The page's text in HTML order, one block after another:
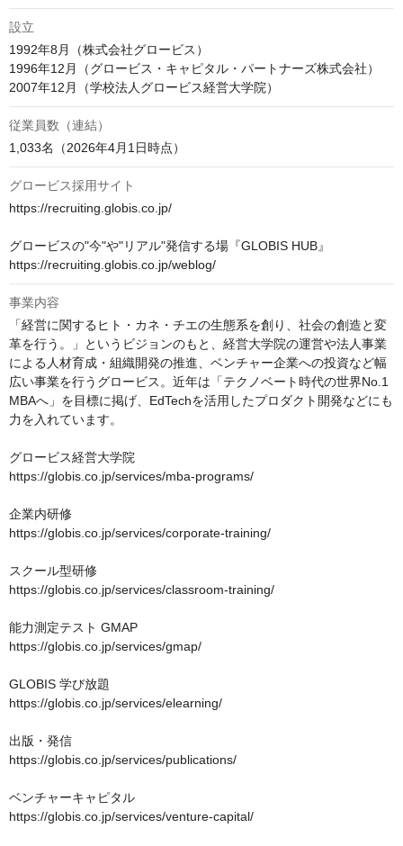
設立
1992年8月（株式会社グロービス）
1996年12月（グロービス・キャピタル・パートナーズ株式会社）
2007年12月（学校法人グロービス経営大学院）
従業員数（連結）
1,033名（2026年4月1日時点）
グロービス採用サイト
https://recruiting.globis.co.jp/
グロービスの"今"や"リアル"発信する場『GLOBIS HUB』
https://recruiting.globis.co.jp/weblog/
事業内容
「経営に関するヒト・カネ・チエの生態系を創り、社会の創造と変
革を行う。」というビジョンのもと、経営大学院の運営や法人事業
による人材育成・組織開発の推進、ベンチャー企業への投資など幅
広い事業を行うグロービス。近年は「テクノベート時代の世界No.1
MBAへ」を目標に掲げ、EdTechを活用したプロダクト開発などにも
力を入れています。
グロービス経営大学院
https://globis.co.jp/services/mba-programs/
企業内研修
https://globis.co.jp/services/corporate-training/
スクール型研修
https://globis.co.jp/services/classroom-training/
能力測定テスト GMAP
https://globis.co.jp/services/gmap/
GLOBIS 学び放題
https://globis.co.jp/services/elearning/
出版・発信
https://globis.co.jp/services/publications/
ベンチャーキャピタル
https://globis.co.jp/services/venture-capital/